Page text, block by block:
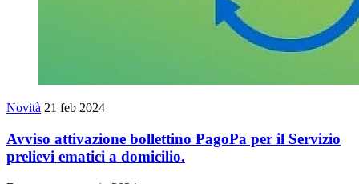
Novità 21 feb 2024
Avviso attivazione bollettino PagoPa per il Servizio
prelievi ematici a domicilio.